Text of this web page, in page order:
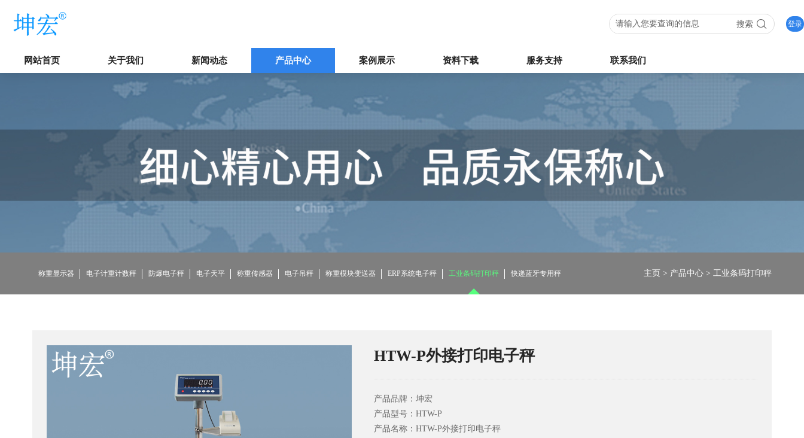
登录
搜索
网站首页 关于我们 新闻动态 产品中心 案例展示 资料下载 服务支持 联系我们
称重显示器 电子计重计数秤 防爆电子秤 电子天平 称重传感器 电子吊秤 称重模块变送器 ERP系统电子秤 工业条码打印秤 快递蓝牙专用秤 主页 > 产品中心 >工业条码打印秤
HTW-P外接打印电子秤
产品品牌：坤宏
产品型号：HTW-P
产品名称：HTW-P外接打印电子秤